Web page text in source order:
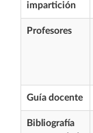
impartición
Profesores
Guía docente
Bibliografía